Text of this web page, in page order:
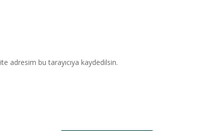
adresim bu tarayıcıya kaydedilsin.